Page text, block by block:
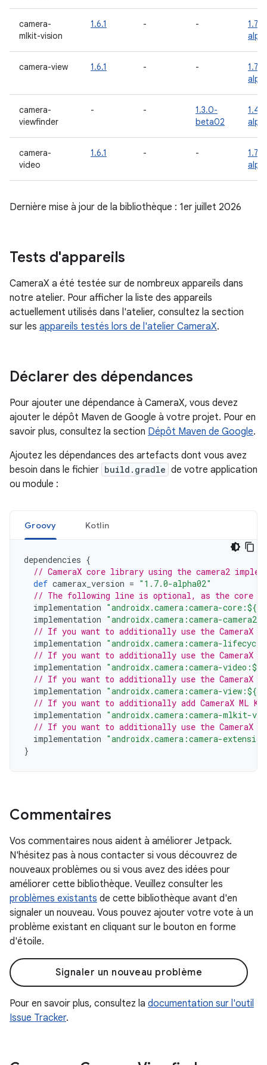
camera-
mlkit-vision
1.6.1 - -
camera-view 1.6.1 - -
camera-
viewfinder
- -
1.3.0-
beta02
camera-
video
1.6.1 - -
Dernière mise à jour de la bibliothèque : 1er juillet 2026
Tests d'appareils
CameraX a été testée sur de nombreux appareils dans
notre atelier. Pour afficher la liste des appareils
actuellement utilisés dans l'atelier, consultez la section
sur les appareils testés lors de l'atelier CameraX.
Déclarer des dépendances
Pour ajouter une dépendance à CameraX, vous devez
ajouter le dépôt Maven de Google à votre projet. Pour en
savoir plus, consultez la section Dépôt Maven de Google.
Ajoutez les dépendances des artefacts dont vous avez
besoin dans le fichier build.gradle de votre application
ou module :
Groovy Kotlin
dependencies {
// CameraX core library using the camera2
def camerax_version = "1.7.0-alpha02"
// The following line is optional, as the core
implementation "androidx.camera:camera-
implementation "androidx.camera:camera-
// If you want to additionally use the CameraX
implementation "androidx.camera:camera-
// If you want to additionally use the CameraX
implementation "androidx.camera:camera-
// If you want to additionally use the CameraX
implementation "androidx.camera:camera-
// If you want to additionally add CameraX ML
implementation "androidx.camera:camera-mlkit-
// If you want to additionally use the CameraX
implementation "androidx.camera:camera-
}
Commentaires
Vos commentaires nous aident à améliorer Jetpack.
N'hésitez pas à nous contacter si vous découvrez de
nouveaux problèmes ou si vous avez des idées pour
améliorer cette bibliothèque. Veuillez consulter les
problèmes existants de cette bibliothèque avant d'en
signaler un nouveau. Vous pouvez ajouter votre vote à un
problème existant en cliquant sur le bouton en forme
d'étoile.
Signaler un nouveau problème
Pour en savoir plus, consultez la documentation sur l'outil
Issue Tracker.